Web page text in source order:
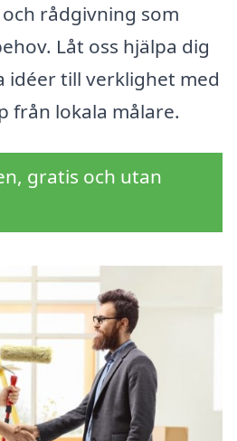
rådgivning som
Låt oss hjälpa dig
idéer till verklighet med
från lokala målare.
gratis och utan